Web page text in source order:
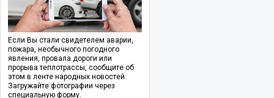
Если Вы стали свидетелем аварии,
пожара, необычного погодного
явления, провала дороги или
прорыва теплотрассы, сообщите об
этом в ленте народных новостей.
Загружайте фотографии через
специальную форму.